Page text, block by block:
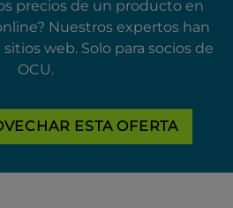
precios de un producto en
Nuestros expertos han
web. Solo para socios de
OCU.
ESTA OFERTA